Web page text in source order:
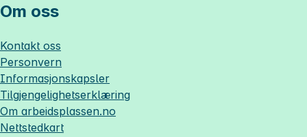
Om oss
Kontakt oss
Personvern
Informasjonskapsler
Tilgjengelighetserklæring
Om arbeidsplassen.no
Nettstedkart